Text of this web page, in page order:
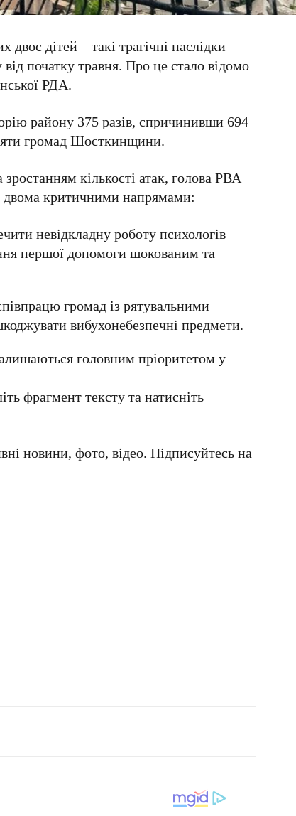
дітей – такі трагічні наслідки
початку травня. Про це стало відомо
РДА.
району 375 разів, спричинивши 694
громад Шосткинщини.
кількості атак, голова РВА
двома критичними напрямами:
невідкладну роботу психологів
першої допомоги шокованим та
громад із рятувальними
вибухонебезпечні предмети.
головним пріоритетом у
фрагмент тексту та натисніть
новини, фото, відео. Підписуйтесь на